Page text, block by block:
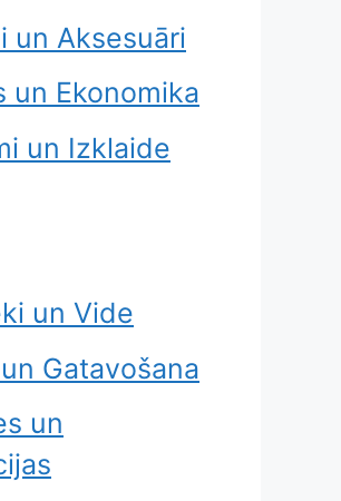
un Aksesuāri
un Ekonomika
un Izklaide
un Vide
Gatavošana
un